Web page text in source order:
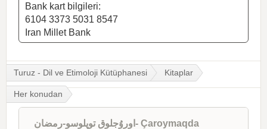
Bank kart bilgileri:
6104 3373 5031 8547
Iran Millet Bank
Turuz - Dil ve Etimoloji Kütüphanesi Kitaplar
Her konudan
اوروُجلوق توپلوسو-رمضان- Çaroymaqda